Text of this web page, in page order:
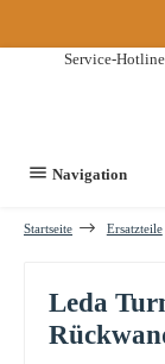
Service-
Navigation
Startseite Ersatzteile
Leda